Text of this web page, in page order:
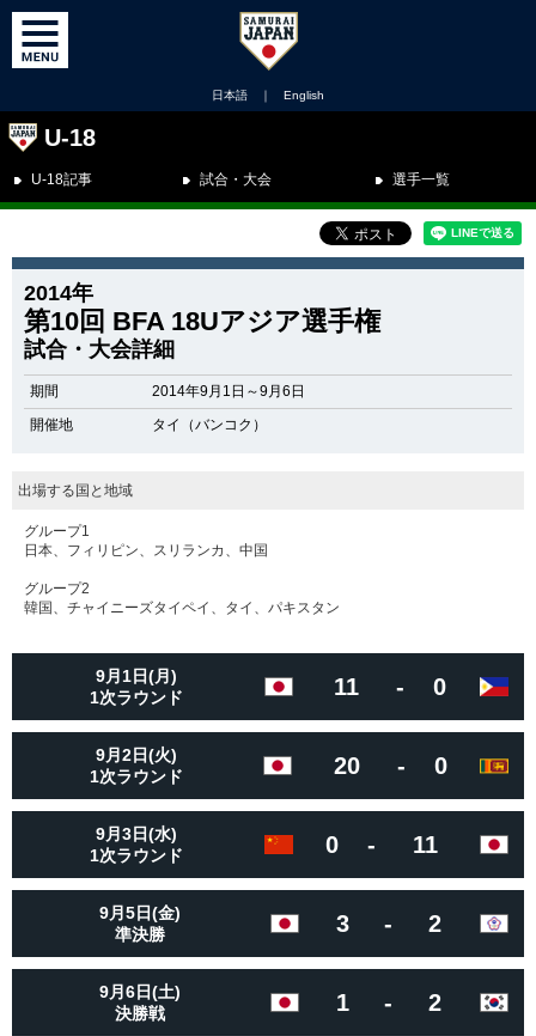
日本語 ｜ English
U-18
U-18記事 試合・大会 選手一覧
2014年
第10回 BFA 18Uアジア選手権
試合・大会詳細
期間
2014年9月1日～9月6日
開催地
タイ（バンコク）
出場する国と地域
グループ1
日本、フィリピン、スリランカ、中国
グループ2
韓国、チャイニーズタイペイ、タイ、パキスタン
9月1日(月)
1次ラウンド
11 - 0
9月2日(火)
1次ラウンド
20 - 0
9月3日(水)
1次ラウンド
0 - 11
9月5日(金)
準決勝
3 - 2
9月6日(土)
決勝戦
1 - 2